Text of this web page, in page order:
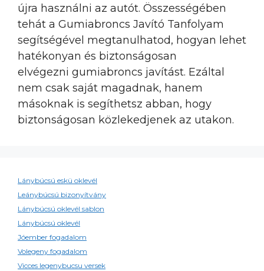
újra használni az autót. Összességében
tehát a Gumiabroncs Javító Tanfolyam
segítségével megtanulhatod, hogyan lehet
hatékonyan és biztonságosan
elvégezni gumiabroncs javítást. Ezáltal
nem csak saját magadnak, hanem
másoknak is segíthetsz abban, hogy
biztonságosan közlekedjenek az utakon.
Lánybúcsú eskü oklevél
Leánybúcsú bizonyítvány
Lánybúcsú oklevél sablon
Lánybúcsú oklevél
Jóember fogadalom
Volegeny fogadalom
Vicces legenybucsu versek